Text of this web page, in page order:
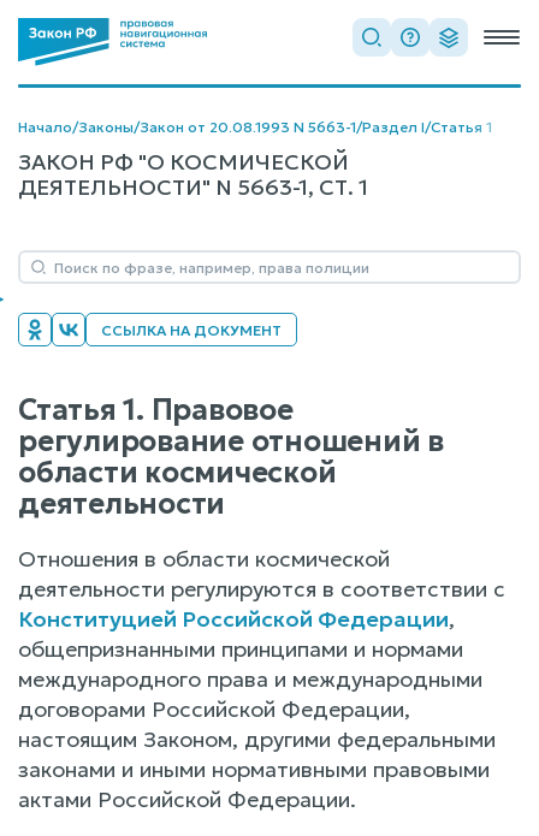
Начало/Законы/Закон от 20.08.1993 N 5663-1/Раздел I/Статья 1
ЗАКОН РФ "О КОСМИЧЕСКОЙ
ДЕЯТЕЛЬНОСТИ" N 5663-1, СТ. 1
ССЫЛКА НА ДОКУМЕНТ
Статья 1. Правовое
регулирование отношений в
области космической
деятельности
Отношения в области космической
деятельности регулируются в соответствии с
Конституцией Российской Федерации,
общепризнанными принципами и нормами
международного права и международными
договорами Российской Федерации,
настоящим Законом, другими федеральными
законами и иными нормативными правовыми
актами Российской Федерации.